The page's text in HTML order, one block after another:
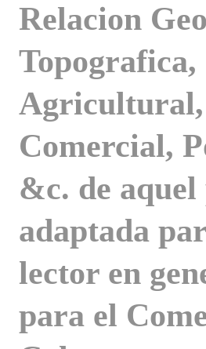
Relacion
Topografica,
Agricultural,
Comercial,
&c. de aquel
adaptada
lector en
para el